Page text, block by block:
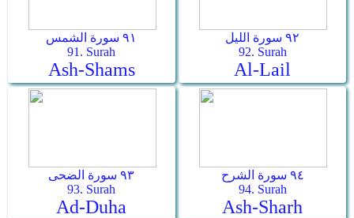
٩١ سورة الشمس
91. Surah
Ash-Shams
٩٢ سورة الليل
92. Surah
Al-Lail
٩٣ سورة الضحى
93. Surah
Ad-Duha
٩٤ سورة الشرح
94. Surah
Ash-Sharh